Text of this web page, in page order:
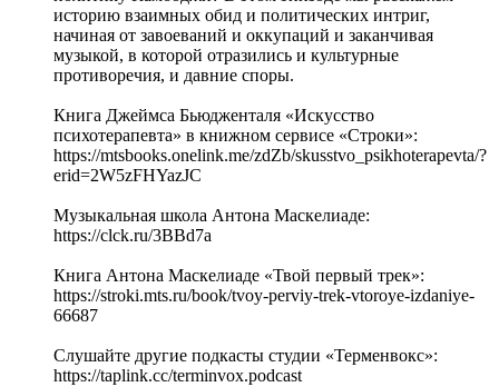
историю взаимных обид и политических интриг,
начиная от завоеваний и оккупаций и заканчивая
музыкой, в которой отразились и культурные
противоречия, и давние споры.
Книга Джеймса Бьюдженталя «Искусство
психотерапевта» в книжном сервисе «Строки»:
https://mtsbooks.onelink.me/zdZb/skusstvo_psikhoterapevta/?
erid=2W5zFHYazJC
Музыкальная школа Антона Маскелиаде:
https://clck.ru/3BBd7a
Книга Антона Маскелиаде «Твой первый трек»:
https://stroki.mts.ru/book/tvoy-perviy-trek-vtoroye-izdaniye-
66687
Слушайте другие подкасты студии «Терменвокс»:
https://taplink.cc/terminvox.podcast